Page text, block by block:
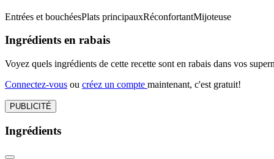
Entrées et bouchéesPlats principauxRéconfortantMijoteuse
Ingrédients en rabais
Voyez quels ingrédients de cette recette sont en rabais dans vos
Connectez-vous ou créez un compte maintenant, c'est gratuit!
PUBLICITÉ
Ingrédients